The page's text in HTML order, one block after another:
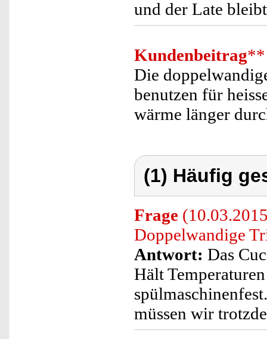
und der Late
Kundenbeitrag**
Die
benutzen für
wärme länger
(1) Häufig
Frage
Doppelwandige
Antwort: Das
Hält
müssen wir